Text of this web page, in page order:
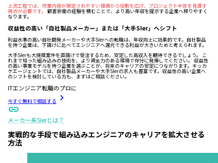
上流工程では、作業内容が限定されやすい環境から役割を広げ、プロジェクト全体を見渡す
視点が必要です。 顧客折衝の経験を積むことで、より高い年収を提示する企業へ移りやすく
なります。
収益性の高い「自社製品メーカー」または「大手SIer」へシフト
利益水準の高い自社開発メーカーや大手SIerへの転職は、年収向上に効果的です。自社製品
を持つ企業は、下請けに比べてエンジニアへ還元できる利益が大きいためと考えられます。
大手SIerも大規模案件を直請けで受注するため、安定した高収入を期待できるでしょう。 こ
れまで培った組み込みの技術を、より資金力のある環境で存分に発揮してください。 収益性
の高い事業モデルを持つ企業を選ぶことが、将来のキャリアの安定につながります。キッカ
ケエージェントでは、自社製品メーカーや大手SIerの求人も豊富です。収益性の高い企業へ
のシフトを検討している方も、まずはご相談ください。
ITエンジニア転職のプロに
今すぐ無料で相談する
メーカー系SIerとは？
実戦的な手段で組み込みエンジニアのキャリアを拡大させる
方法